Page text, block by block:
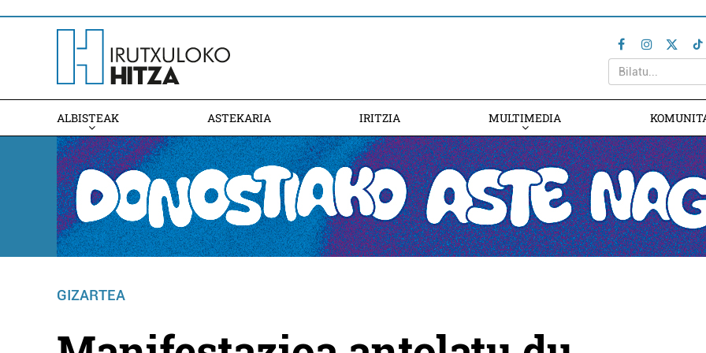
ALBISTEAK ASTEKARIA IRITZIA MULTIMEDIA
GIZARTEA